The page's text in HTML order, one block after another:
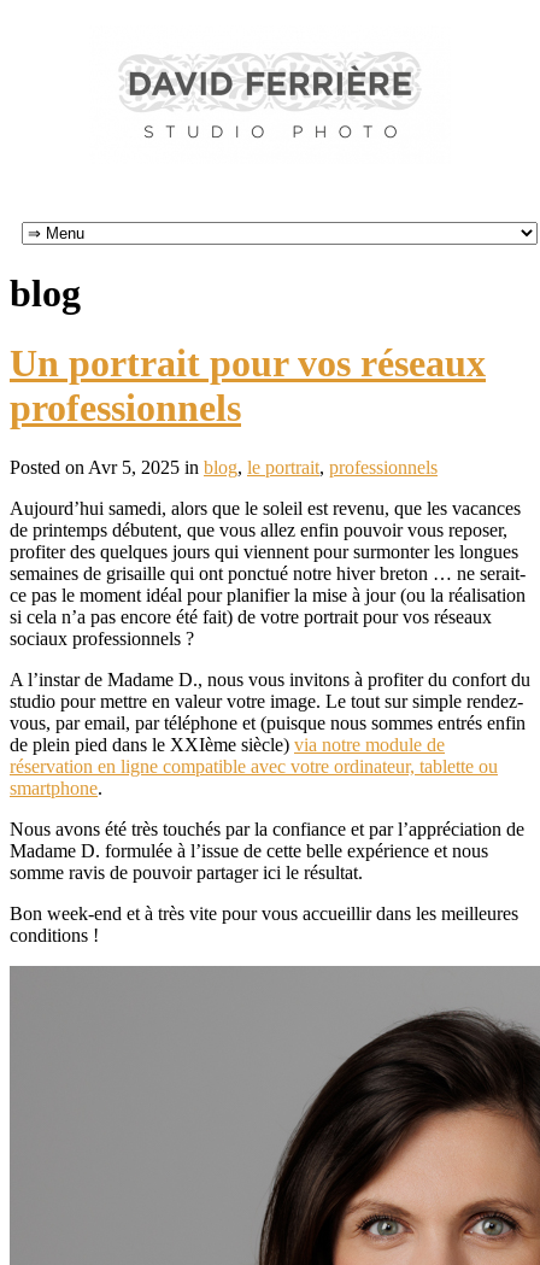
blog
Un portrait pour vos réseaux
professionnels
Posted on Avr 5, 2025 in blog, le portrait, professionnels
Aujourd’hui samedi, alors que le soleil est revenu, que les vacances
de printemps débutent, que vous allez enfin pouvoir vous reposer,
profiter des quelques jours qui viennent pour surmonter les longues
semaines de grisaille qui ont ponctué notre hiver breton … ne serait-
ce pas le moment idéal pour planifier la mise à jour (ou la réalisation
si cela n’a pas encore été fait) de votre portrait pour vos réseaux
sociaux professionnels ?
A l’instar de Madame D., nous vous invitons à profiter du confort du
studio pour mettre en valeur votre image. Le tout sur simple rendez-
vous, par email, par téléphone et (puisque nous sommes entrés enfin
de plein pied dans le XXIème siècle) via notre module de
réservation en ligne compatible avec votre ordinateur, tablette ou
smartphone.
Nous avons été très touchés par la confiance et par l’appréciation de
Madame D. formulée à l’issue de cette belle expérience et nous
somme ravis de pouvoir partager ici le résultat.
Bon week-end et à très vite pour vous accueillir dans les meilleures
conditions !